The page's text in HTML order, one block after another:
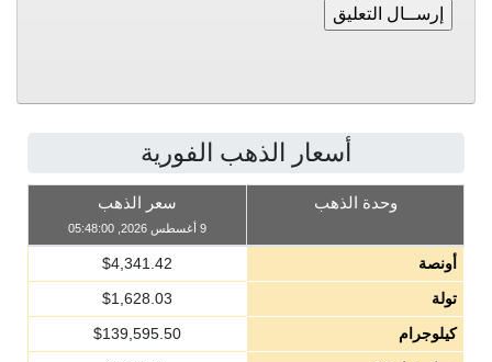
أسعار الذهب الفورية
وحدة الذهب سعر الذهب
9 أغسطس 2026, 05:48:00
أونصة $4,341.42
تولة
$1,628.03
كيلوجرام
$139,595.50